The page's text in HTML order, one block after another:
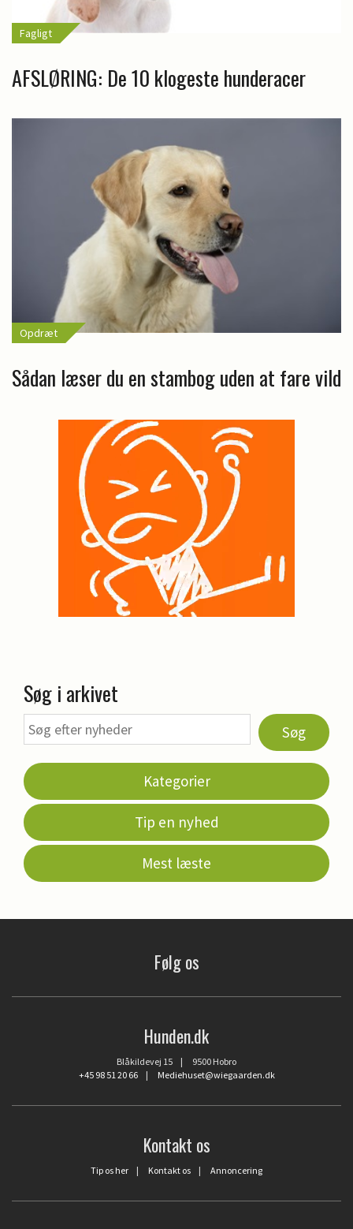
Fagligt
AFSLØRING: De 10 klogeste hunderacer
Opdræt
Sådan læser du en stambog uden at fare vild
Søg i arkivet
Søg
Kategorier
Tip en nyhed
Mest læste
Følg os
Hunden.dk
Blåkildevej 15 | 9500 Hobro
+45 98 51 20 66| Mediehuset@wiegaarden.dk
Kontakt os
Tip os her | Kontakt os | Annoncering